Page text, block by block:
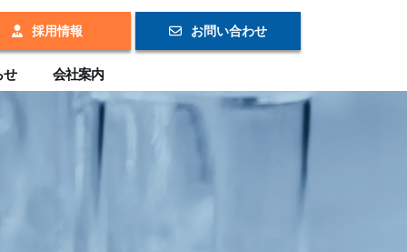
採用情報 お問い合わせ
せ 会社案内